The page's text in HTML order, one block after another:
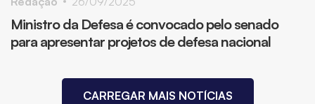
Ministro da Defesa é convocado pelo senado
para apresentar projetos de defesa nacional
CARREGAR MAIS NOTÍCIAS